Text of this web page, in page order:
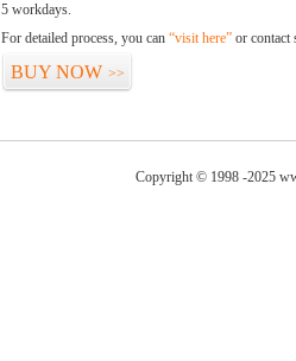
5 workdays.
For detailed process, you can “visit here” or contact
BUY NOW >>
Copyright © 1998 -2025